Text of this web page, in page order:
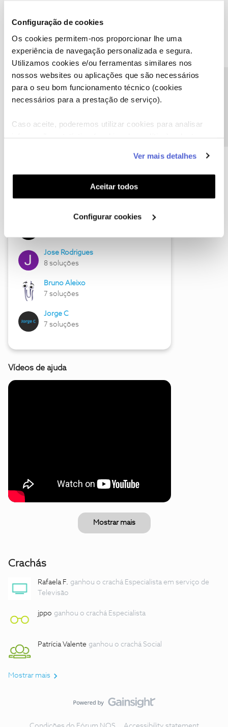
Configuração de cookies
Os cookies permitem-nos proporcionar lhe uma
experiência de navegação personalizada e segura.
Utilizamos cookies e/ou ferramentas similares nos
nossos websites ou aplicações que são necessários
para o seu bom funcionamento técnico (cookies
necessários para a prestação de serviço).
Caso aceite, poderemos utilizar cookies para analisar
funcionalidades (cookies de personalização e
funcionalidade) e adaptar anúncios aos seus interesses
(cookies de publicidade personalizada). Pode gerir a
utilização dos cookies clicando em "Configurar
Ver mais detalhes
Aceitar todos
Configurar cookies
Descubra as novidades de junho
Hall of Fame de junho
Jose Rodrigues
8 soluções
Bruno Aleixo
7 soluções
Jorge C
7 soluções
Vídeos de ajuda
Mostrar mais
Crachás
Rafaela F. ganhou o crachá Especialista em serviço de
Televisão
jppo ganhou o crachá Especialista
Patrícia Valente ganhou o crachá Social
Mostrar mais